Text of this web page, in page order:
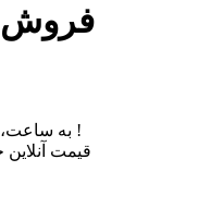
فروش
به ساعت، به دقیقه، به ثانیه؛ با «خبر» باشید !
قیمت